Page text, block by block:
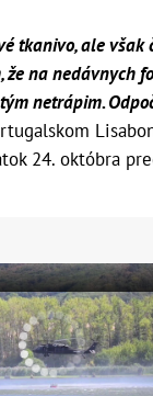
ale však
že na nedávnych
netrápim.
24. októbra